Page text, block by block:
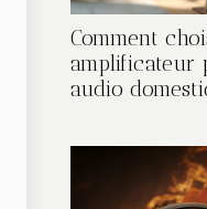
Comment
amplificateur
audio